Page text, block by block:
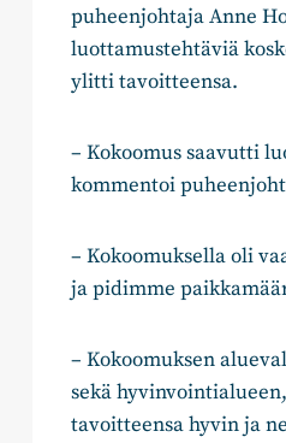
puheenjohtaja Anne
luottamustehtäviä
ylitti tavoitteensa.
– Kokoomus saavutti
kommentoi
– Kokoomuksella oli
ja pidimme
– Kokoomuksen
sekä
tavoitteensa hyvin ja